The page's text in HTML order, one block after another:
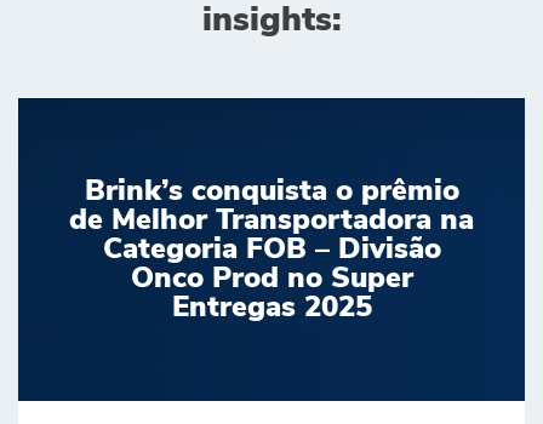
insights:
Brink’s conquista o prêmio
de Melhor Transportadora na
Categoria FOB – Divisão
Onco Prod no Super
Entregas 2025